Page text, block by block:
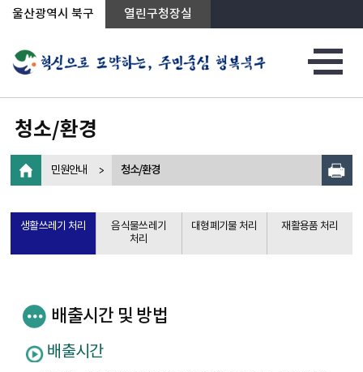
상단메뉴로 바로가기
전체메뉴로 바로가기
왼쪽메뉴로 바로가기
본문으로 바로가기
울산광역시 북구 열린구청장실
청소/환경
민원안내 청소/환경
생활쓰레기 처리
음식물쓰레기
처리
대형폐기물 처리 재활용품 처리
배출시간 및 방법
배출시간